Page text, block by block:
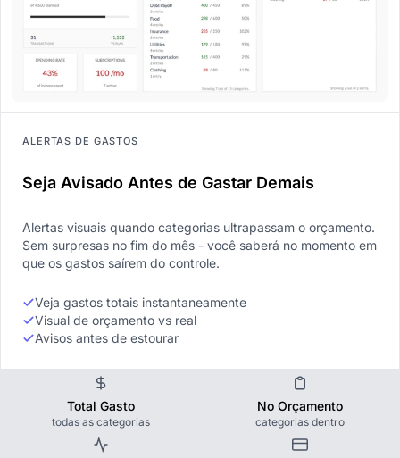
ALERTAS DE GASTOS
Seja Avisado Antes de Gastar Demais
Alertas visuais quando categorias ultrapassam o orçamento.
Sem surpresas no fim do mês - você saberá no momento em
que os gastos saírem do controle.
Veja gastos totais instantaneamente
Visual de orçamento vs real
Avisos antes de estourar
Total Gasto
todas as categorias
No Orçamento
categorias dentro